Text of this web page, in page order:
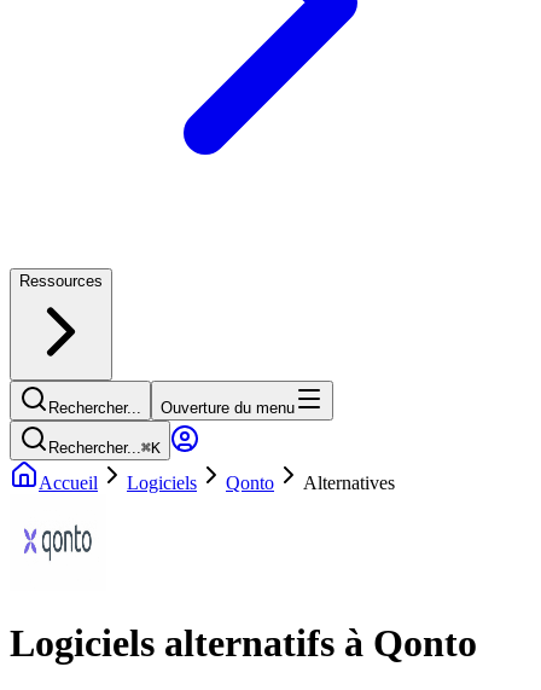
Ressources
Rechercher... Ouverture du menu
Rechercher...⌘K
Accueil Logiciels Qonto Alternatives
Logiciels alternatifs à Qonto